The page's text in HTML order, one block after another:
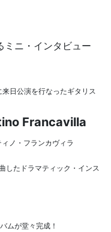
ミニ・インタビュー
来日公演を行なったギタリス
Francavilla
ノ・フランカヴィラ
したドラマティック・インス
ムが堂々完成！